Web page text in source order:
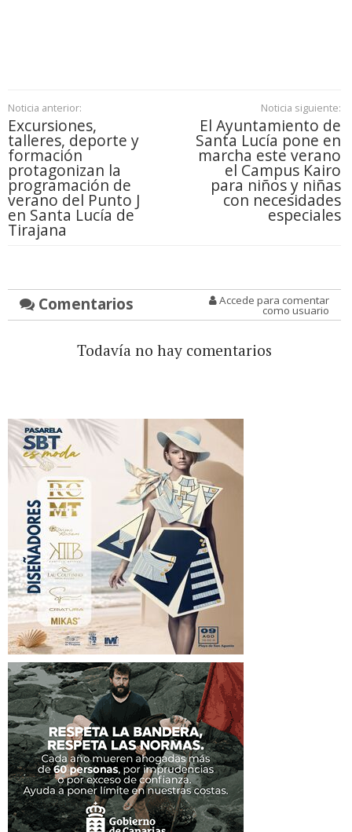
Noticia anterior:
Excursiones,
talleres, deporte y
formación
protagonizan la
programación de
verano del Punto J
en Santa Lucía de
Tirajana
Noticia siguiente:
El Ayuntamiento de
Santa Lucía pone en
marcha este verano
el Campus Kairo
para niños y niñas
con necesidades
especiales
Comentarios Accede para comentar
como usuario
Todavía no hay comentarios